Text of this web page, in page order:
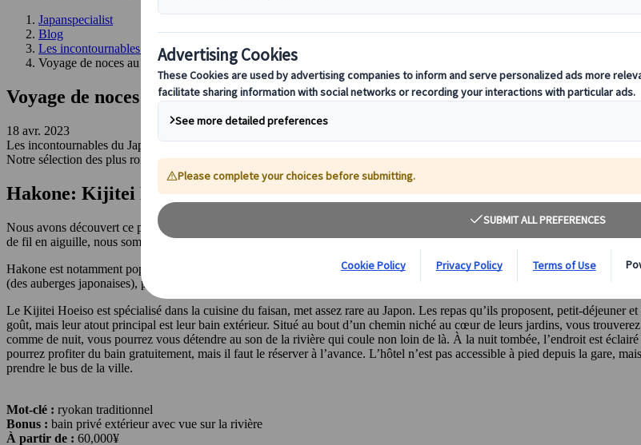
Japanspecialist
Blog
Les incontournables du Japon
Voyage de noces au Japon : les 5 endroits les plus romantiques de l’archipel pour votre lune de miel
Voyage de noces au Japon : les 5 endroits les plus romantiques de l’archipel
18 avr. 2023
Les incontournables du Japon
Notre sélection des plus romantiques et plus beaux endroits du Japon. Attention, vous risquez de vouloir partir très vite…
Hakone: Kijitei Hoeiso
Nous avons découvert ce petit bijou qu’est le Kijitei Hoeiso de façon pour le moins originale. Alors que nous cherchions
de fil en aiguille, nous sommes tombés sur le Kijitei Hoeiso à Hakone. Et ce fut une heureuse découverte.
Hakone est notamment populaire pour sa vue sur le Mt Fuji, mais aussi pour ses onsen disséminés à travers la ville.
(des auberges japonaises), proposant des chambres haut de gamme et luxueuses.
Le Kijitei Hoeiso est spécialisé dans la cuisine du faisan, met assez rare au Japon. Les repas qu’ils proposent, petit-déjeuner
goût, mais leur atout principal est leur bain extérieur. Situé au bout d’un chemin niché au cœur de leurs jardins, vous
comme de nuit, vous pourrez vous détendre au son de la rivière qui coule non loin de là. À la nuit tombée, l’endroit est
pourrez profiter du bain gratuitement, mais il faut le réserver à l’avance. L’hôtel n’est pas accessible à pied depuis la gare,
prendre le bus de la ville.
Mot-clé : ryokan traditionnel
Bonus : bain privé extérieur avec vue sur la rivière
À partir de : 60,000¥